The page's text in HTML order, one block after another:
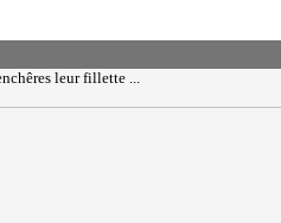
leur fillette ...